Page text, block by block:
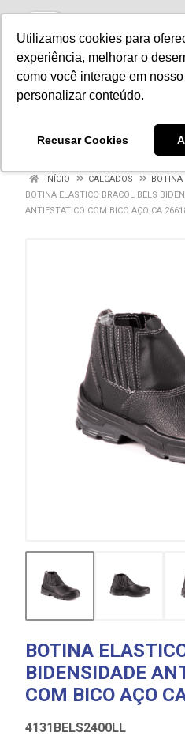
Utilizamos cookies para
experiência, melhorar o
como você interage em
personalizar conteúdo.
Recusar Cookies
INÍCIO CALCADOS
BOTINA
BOTINA ELASTICO BRACOL BELS
ANTIESTATICO COM BICO AÇO CA
BOTINA
BIDENSIDADE
COM BICO AÇO
4131BELS2400LL